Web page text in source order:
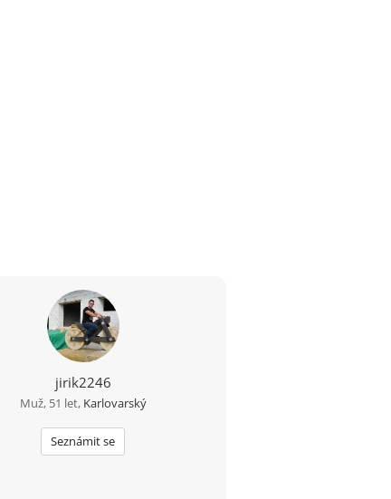
jirik2246
Muž, 51 let, Karlovarský
Seznámit se